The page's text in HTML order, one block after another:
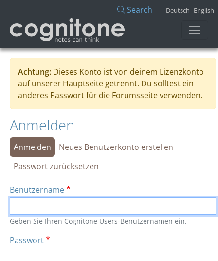
Search Deutsch English
Achtung: Dieses Konto ist von deinem Lizenzkonto
auf unserer Hauptseite getrennt. Du solltest ein
anderes Passwort für die Forumsseite verwenden.
Anmelden
Primäre Reiter
Anmelden
Neues Benutzerkonto erstellen
Passwort zurücksetzen
Benutzername
Geben Sie Ihren Cognitone Users-Benutzernamen ein.
Passwort